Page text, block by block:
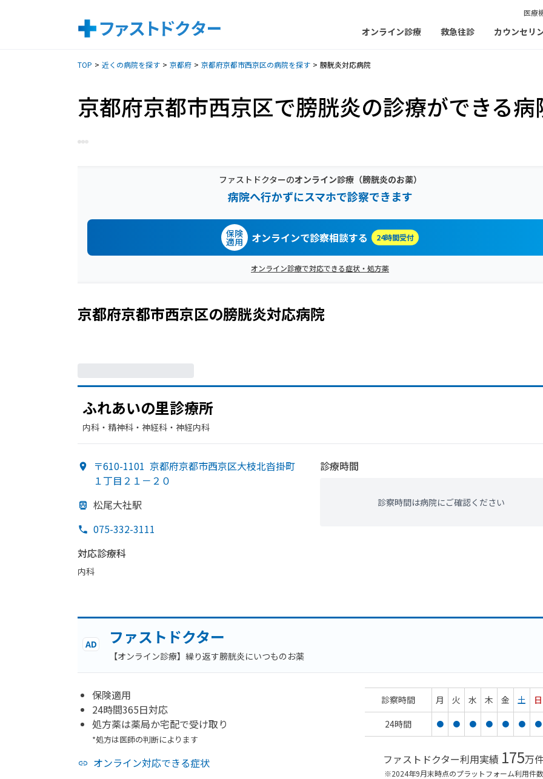
医療
オンライン診療 救急往診 カウンセリ
TOP 近くの病院を探す 京都府 京都府京都市西京区の病院を探す 膀胱炎対応病院
京都府京都市西京区で膀胱炎の診療ができる病
ファストドクターのオンライン診療（膀胱炎のお薬）
病院へ行かずにスマホで診察できます
保険
適用 オンラインで診察相談する 24時間受付
オンライン診療で対応できる症状・処方薬
京都府京都市西京区の膀胱炎対応病院
ふれあいの里診療所
内科・​精神科・神経科・​神経内科
〒610-1101 京都府京都市西京区大枝北沓掛町
１丁目２１－２０
松尾大社駅
075-332-3111
対応診療科
内科
診療時間
診察時間は病院にご確認ください
AD ファストドクター
【オンライン診療】繰り返す膀胱炎にいつものお薬
保険適用
24時間365日対応
処方薬は薬局か宅配で受け取り
*処方は医師の判断によります
オンライン対応できる症状
診察時間 月 火 水 木 金 土 日
24時間
● ● ● ● ● ● ●
ファストドクター利用実績 175万
※2024年9月末時点のプラットフォーム利用件数